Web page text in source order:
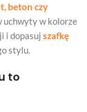
beton czy
uchwyty w kolorze
i dopasuj szafkę
stylu.
to